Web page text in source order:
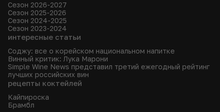
Сезон 2026-2027
Сезон 2025-2026
Сезон 2024-2025
Сезон 2023-2024
интересные статьи
Соджу: все о корейском национальном напитке
Винный критик: Лука Марони
Simple Wine News представил третий ежегодный рейтинг
лучших российских вин
рецепты коктейлей
Кайпироска
Брамбл